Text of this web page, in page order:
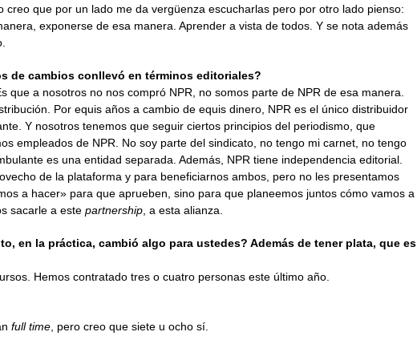
creo que por un lado me da vergüenza escucharlas pero por otro lado pienso:
exponerse de esa manera. Aprender a vista de todos. Y se nota además
de cambios conllevó en términos editoriales?
que a nosotros no nos compró NPR, no somos parte de NPR de esa manera.
Por equis años a cambio de equis dinero, NPR es el único distribuidor
Y nosotros tenemos que seguir ciertos principios del periodismo, que
empleados de NPR. No soy parte del sindicato, no tengo mi carnet, no tengo
es una entidad separada. Además, NPR tiene independencia editorial.
de la plataforma y para beneficiarnos ambos, pero no les presentamos
a hacer» para que aprueben, sino para que planeemos juntos cómo vamos a
sacarle a estepartnership, a esta alianza.
en la práctica, cambió algo para ustedes? Además de tener plata, que es
Hemos contratado tres o cuatro personas este último año.
full time, pero creo que siete u ocho sí.